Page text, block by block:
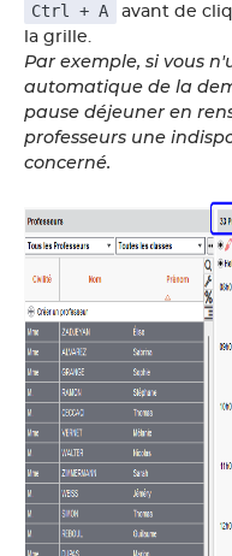
Ctrl + A
avant de
la grille.
Par exemple, si vous
automatique de la
pause déjeuner en
professeurs une
concerné.